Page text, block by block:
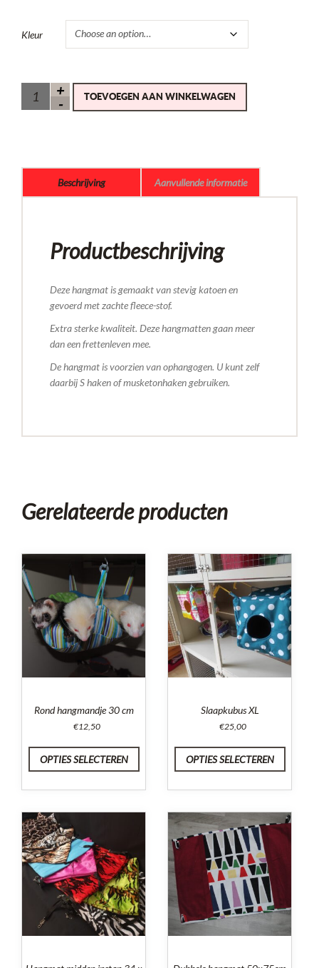
Kleur
TOEVOEGEN AAN WINKELWAGEN
Beschrijving Aanvullende informatie
Productbeschrijving
Deze hangmat is gemaakt van stevig katoen en
gevoerd met zachte fleece-stof.
Extra sterke kwaliteit. Deze hangmatten gaan meer
dan een frettenleven mee.
De hangmat is voorzien van ophangogen. U kunt zelf
daarbij S haken of musketonhaken gebruiken.
Gerelateerde producten
Rond hangmandje 30 cm
€12,50
OPTIES SELECTEREN
Slaapkubus XL
€25,00
OPTIES SELECTEREN